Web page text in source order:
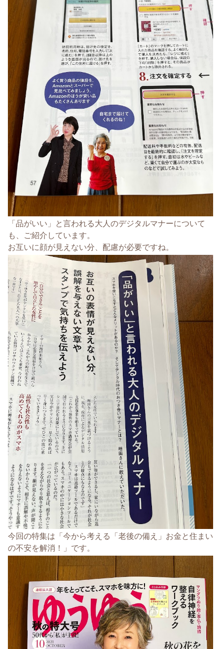
「品がいい」と言われる大人のデジタルマナーについて
も、ご紹介しています。
お互いに顔が見えない分、配慮が必要ですね。
今回の特集は「今から考える「老後の備え」お金と住まい
の不安を解消！」です。